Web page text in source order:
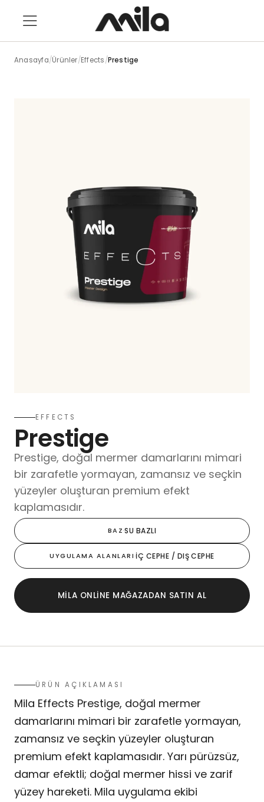
Anasayfa/Ürünler/Effects/Prestige
EFFECTS
Prestige
Prestige, doğal mermer damarlarını mimari
bir zarafetle yormayan, zamansız ve seçkin
yüzeyler oluşturan premium efekt
kaplamasıdır.
BAZ·SU BAZLI
UYGULAMA ALANLARI·İÇ CEPHE / DIŞ CEPHE
MILA ONLINE MAĞAZADAN SATIN AL
ÜRÜN AÇIKLAMASI
Mila Effects Prestige, doğal mermer
damarlarını mimari bir zarafetle yormayan,
zamansız ve seçkin yüzeyler oluşturan
premium efekt kaplamasıdır. Yarı pürüzsüz,
damar efektli; doğal mermer hissi ve zarif
yüzey hareketi. Mila uygulama ekibi